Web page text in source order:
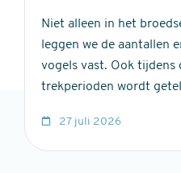
Niet alleen in het
leggen we de aantallen
vogels vast. Ook tijdens
trekperioden wordt
27 juli 2026